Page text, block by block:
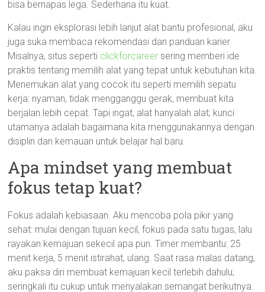
bisa bernapas lega. Sederhana itu kuat.
Kalau ingin eksplorasi lebih lanjut alat bantu profesional, aku
juga suka membaca rekomendasi dan panduan karier.
Misalnya, situs seperti clickforcareer sering memberi ide
praktis tentang memilih alat yang tepat untuk kebutuhan kita.
Menemukan alat yang cocok itu seperti memilih sepatu
kerja: nyaman, tidak mengganggu gerak, membuat kita
berjalan lebih cepat. Tapi ingat, alat hanyalah alat; kunci
utamanya adalah bagaimana kita menggunakannya dengan
disiplin dan kemauan untuk belajar hal baru.
Apa mindset yang membuat
fokus tetap kuat?
Fokus adalah kebiasaan. Aku mencoba pola pikir yang
sehat: mulai dengan tujuan kecil, fokus pada satu tugas, lalu
rayakan kemajuan sekecil apa pun. Timer membantu: 25
menit kerja, 5 menit istirahat, ulang. Saat rasa malas datang,
aku paksa diri membuat kemajuan kecil terlebih dahulu;
seringkali itu cukup untuk menyalakan semangat berikutnya.